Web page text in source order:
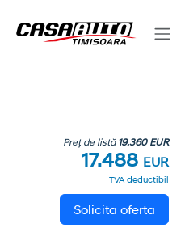
Preț de listă 19.360 EUR
17.488 EUR
TVA deductibil
Solicita oferta